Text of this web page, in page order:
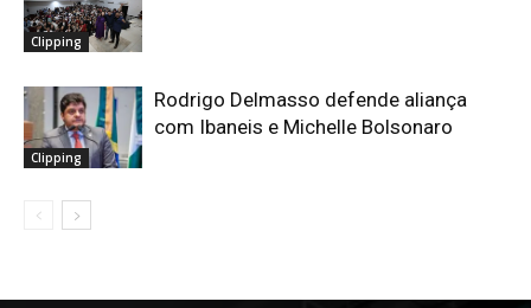
Clipping
Clipping
Rodrigo Delmasso defende aliança
com Ibaneis e Michelle Bolsonaro